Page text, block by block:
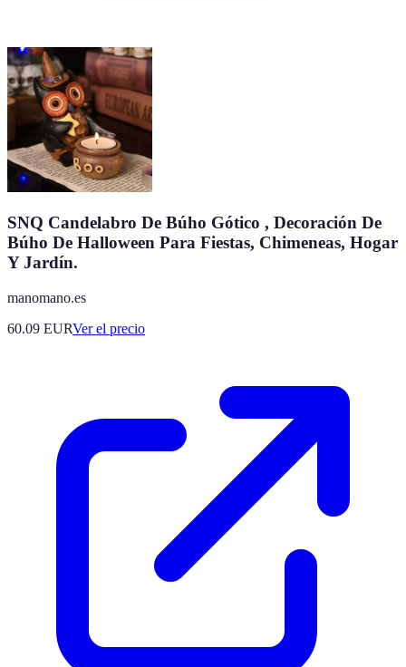
SNQ Candelabro De Búho Gótico , Decoración De
Búho De Halloween Para Fiestas, Chimeneas, Hogar
Y Jardín.
manomano.es
60.09 EURVer el precio